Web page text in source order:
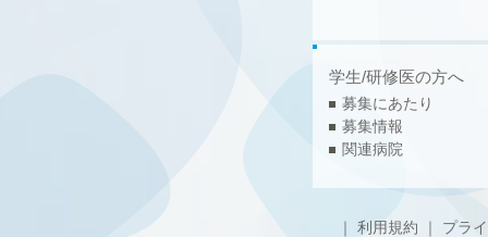
学生/研修医の方へ
募集にあたり
募集情報
関連病院
利用規約 プラ